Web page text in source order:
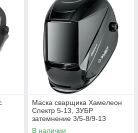
Маска сварщика Хамелеон
Спектр 5-13, ЗУБР
затемнение 3/5-8/9-13
(11069_z01)
В наличии